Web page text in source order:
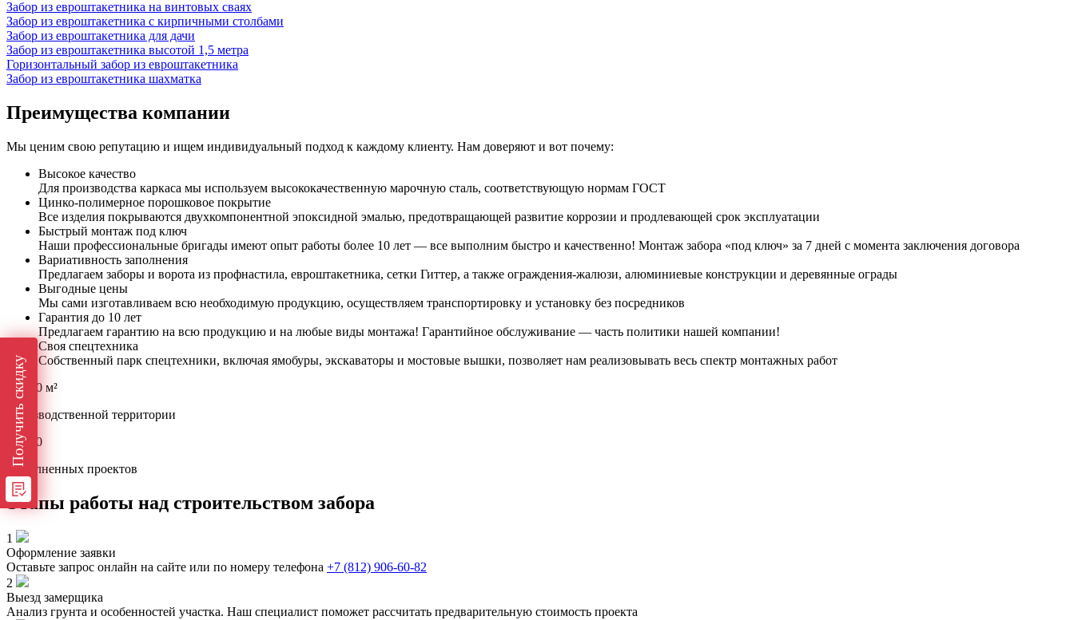
Забор из евроштакетника на винтовых сваях
Забор из евроштакетника с кирпичными столбами
Забор из евроштакетника для дачи
Забор из евроштакетника высотой 1,5 метра
Горизонтальный забор из евроштакетника
Забор из евроштакетника шахматка
Преимущества компании
Мы ценим свою репутацию и ищем индивидуальный подход к каждому клиенту. Нам доверяют и вот почему:
Высокое качество
Для производства каркаса мы используем высококачественную марочную сталь, соответствующую нормам ГОСТ
Цинко-полимерное порошковое покрытие
Все изделия покрываются двухкомпонентной эпоксидной эмалью, предотвращающей развитие коррозии и продлевающей срок эксплуатации
Быстрый монтаж под ключ
Наши профессиональные бригады имеют опыт работы более 10 лет — все выполним быстро и качественно! Монтаж забора «под ключ» за 7 дней с момента заключения договора
Вариативность заполнения
Предлагаем заборы и ворота из профнастила, евроштакетника, сетки Гиттер, а также ограждения-жалюзи, алюминиевые конструкции и деревянные ограды
Выгодные цены
Мы сами изготавливаем всю необходимую продукцию, осуществляем транспортировку и установку без посредников
Гарантия до 10 лет
Предлагаем гарантию на всю продукцию и на любые виды монтажа! Гарантийное обслуживание — часть политики нашей компании!
Своя спецтехника
Собственный парк спецтехники, включая ямобуры, экскаваторы и мостовые вышки, позволяет нам реализовывать весь спектр монтажных работ
> 8000 м²
производственной территории
> 1000
выполненных проектов
Этапы работы над строительством забора
1
Оформление заявки
Оставьте запрос онлайн на сайте или по номеру телефона +7 (812) 906-60-82
2
Выезд замерщика
Анализ грунта и особенностей участка. Наш специалист поможет рассчитать предварительную стоимость проекта
Получить скидку